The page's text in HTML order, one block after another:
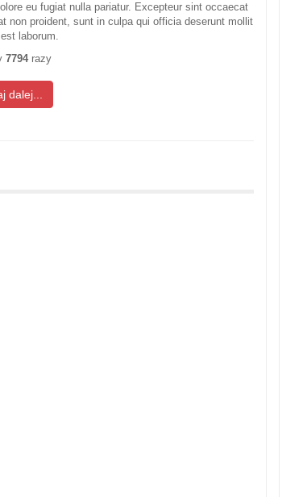
eu fugiat nulla pariatur. Excepteur sint occaecat
non proident, sunt in culpa qui officia deserunt mollit
laborum.
7794razy
dalej...